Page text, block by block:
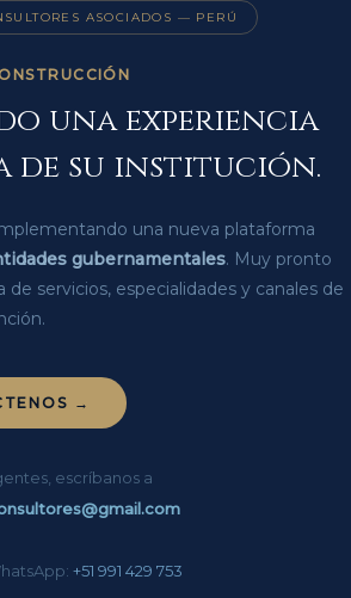
ASOCIADOS — PERÚ
una experiencia
su institución.
una nueva plataforma
gubernamentales. Muy pronto
servicios, especialidades y canales de
→
escríbanos a
+51 991 429 753